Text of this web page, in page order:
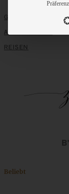
GRUNDLAGEN
ALLE REZEPTE
REISEN
Beliebt